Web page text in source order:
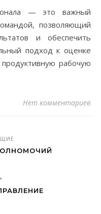
— это важный
позволяющий
и обеспечить
подход к оценке
рабочую
Нет комментариев